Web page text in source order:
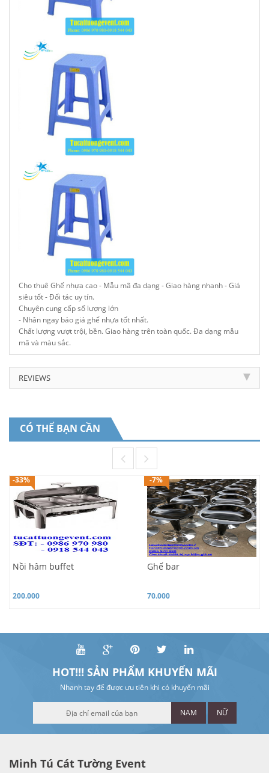
Cho thuê Ghế nhựa cao - Mẫu mã đa dạng - Giao hàng nhanh - Giá
siêu tốt - Đối tác uy tín.
Chuyên cung cấp số lượng lớn
- Nhân ngay báo giá ghế nhựa tốt nhất.
Chất lượng vượt trội, bền. Giao hàng trên toàn quốc. Đa dạng mẫu
mã và màu sắc.
REVIEWS
CÓ THỂ BẠN CẦN
-33%
Nồi hâm buffet
200.000
-7%
Ghế bar
70.000
HOT!!! SẢN PHẨM KHUYẾN MÃI
Nhanh tay để được ưu tiên khi có khuyến mãi
NAM NỮ
Minh Tú Cát Tường Event